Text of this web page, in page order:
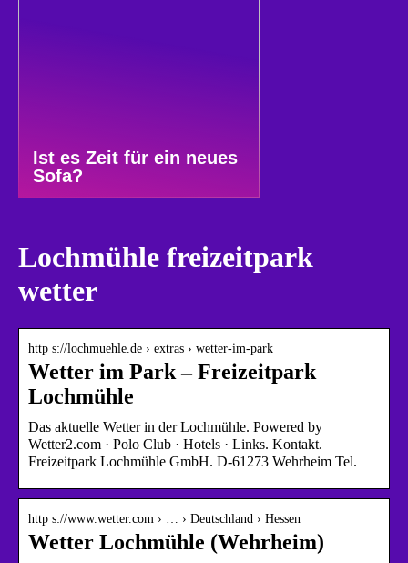
Ist es Zeit für ein neues
Sofa?
Lochmühle freizeitpark
wetter
http s://lochmuehle.de › extras › wetter-im-park
Wetter im Park – Freizeitpark
Lochmühle
Das aktuelle Wetter in der Lochmühle. Powered by
Wetter2.com · Polo Club · Hotels · Links. Kontakt.
Freizeitpark Lochmühle GmbH. D-61273 Wehrheim Tel.
http s://www.wetter.com › … › Deutschland › Hessen
Wetter Lochmühle (Wehrheim)